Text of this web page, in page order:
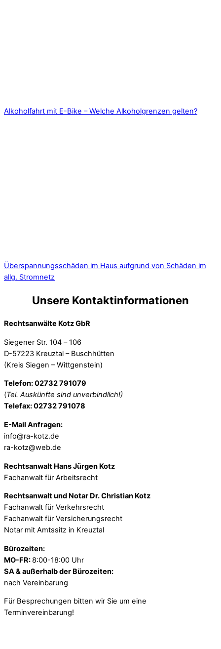
Alkoholfahrt mit E-Bike – Welche Alkoholgrenzen gelten?
Überspannungsschäden im Haus aufgrund von Schäden im
allg. Stromnetz
Unsere Kontaktinformationen
Rechtsanwälte Kotz GbR
Siegener Str. 104 – 106
D-57223 Kreuztal – Buschhütten
(Kreis Siegen – Wittgenstein)
Telefon: 02732 791079
(Tel. Auskünfte sind unverbindlich!)
Telefax: 02732 791078
E-Mail Anfragen:
info@ra-kotz.de
ra-kotz@web.de
Rechtsanwalt Hans Jürgen Kotz
Fachanwalt für Arbeitsrecht
Rechtsanwalt und Notar Dr. Christian Kotz
Fachanwalt für Verkehrsrecht
Fachanwalt für Versicherungsrecht
Notar mit Amtssitz in Kreuztal
Bürozeiten:
MO-FR: 8:00-18:00 Uhr
SA & außerhalb der Bürozeiten:
nach Vereinbarung
Für Besprechungen bitten wir Sie um eine
Terminvereinbarung!